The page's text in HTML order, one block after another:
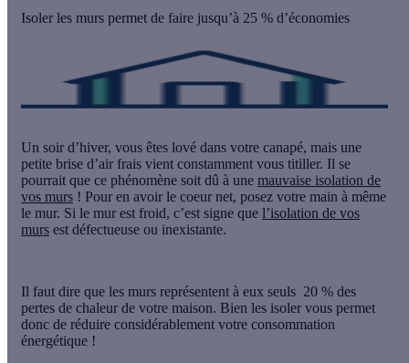
Isoler les murs permet de faire jusqu’à 25 % d’économies
Un soir d’hiver, vous êtes lové dans votre canapé, mais une
petite brise d’air frais vient constamment vous titiller. Il se
pourrait que ce phénomène soit dû à une mauvaise isolation de
vos murs ! Pour en avoir le coeur net, posez votre main à même
le mur. Si le mur est froid, c’est signe que l’isolation de vos
murs est défectueuse ou inexistante.
Il faut dire que les murs représentent à eux seuls 20 % des
pertes de chaleur de votre maison. Bien les isoler vous permet
donc de réduire considérablement votre consommation
énergétique !